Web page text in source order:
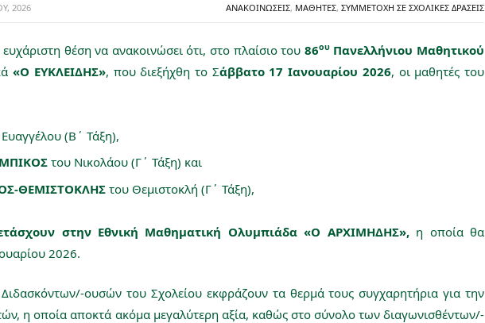
2026 ΑΝΑΚΟΙΝΏΣΕΙΣ, ΜΑΘΗΤΈΣ, ΣΥΜΜΕΤΟΧΉ ΣΕ ΣΧΟΛΙΚΈΣ ΔΡΆΣΕΙΣ
θέση να ανακοινώσει ότι, στο πλαίσιο του 86ουΠανελλήνιου Μαθητικού
«Ο ΕΥΚΛΕΙΔΗΣ», που διεξήχθη το Σάββατο 17 Ιανουαρίου 2026, οι μαθητές του
(Β΄ Τάξη),
του Νικολάου (Γ΄ Τάξη) και
ΘΕΜΙΣΤΟΚΛΗΣ του Θεμιστοκλή (Γ΄ Τάξη),
στην Εθνική Μαθηματική Ολυμπιάδα «Ο ΑΡΧΙΜΗΔΗΣ»,η οποία θα
2026.
ουσών του Σχολείου εκφράζουν τα θερμά τους συγχαρητήρια για την
η οποία αποκτά ακόμα μεγαλύτερη αξία, καθώς στο σύνολο των διαγωνισθέντων/-